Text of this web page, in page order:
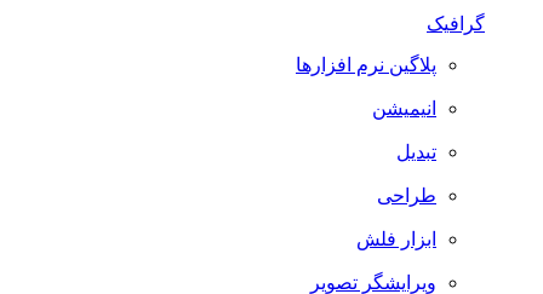
گرافیک
پلاگین نرم افزارها
انیمیشن
تبدیل
طراحی
ابزار فلش
ویرایشگر تصویر